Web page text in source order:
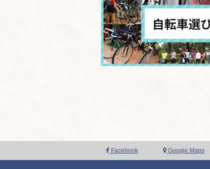
Facebook Google Maps